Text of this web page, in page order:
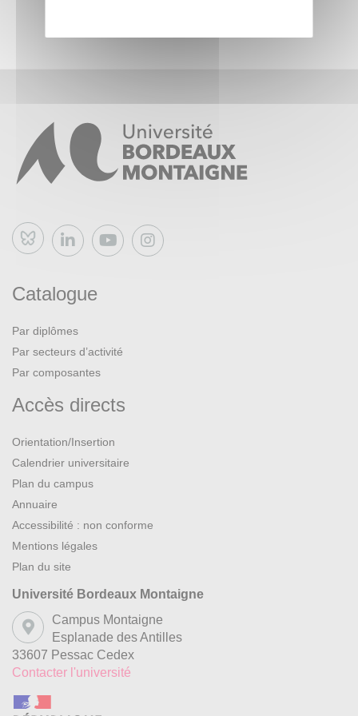
clairement engagé une refonte essentielle des politiques
Bluesky
Catalogue
Par diplômes
Par secteurs d’activité
Par composantes
Accès directs
Orientation/Insertion
Calendrier universitaire
Plan du campus
Annuaire
Accessibilité : non conforme
Mentions légales
Plan du site
Université Bordeaux Montaigne
Campus Montaigne
Esplanade des Antilles
33607 Pessac Cedex
Contacter l'université